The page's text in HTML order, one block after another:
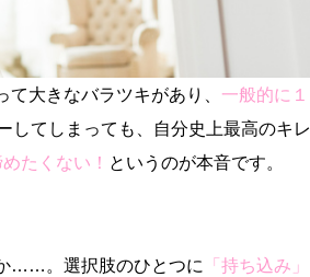
大きなバラツキがあり、 一般的に１
してしまっても、自分史上最高のキレ
たくない！ というのが本音です。
……。選択肢のひとつに
「持ち込み」